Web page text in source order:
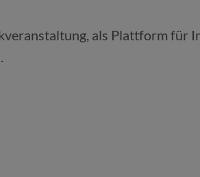
als Plattform für